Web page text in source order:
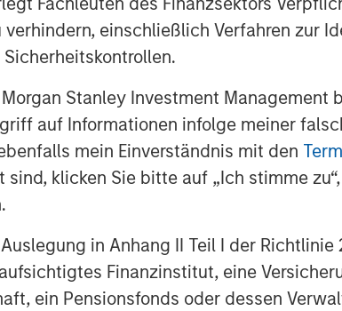
einschließlich Verfahren zur
Stanley Investment
auf Informationen infolge meiner
mein Einverständnis mit den
klicken Sie bitte auf „Ich stimme
in Anhang II Teil I der
Finanzinstitut, eine
ein Pensionsfonds oder dessen
Partners is a leading middle-
$21 billion of assets
2025. Drawing on nearly three
the firm takes a thematic
sectors: business and consumer
Charlesbank partners
businesses unlock value and
term value creation. The firm
private equity and
in Boston and New York. For